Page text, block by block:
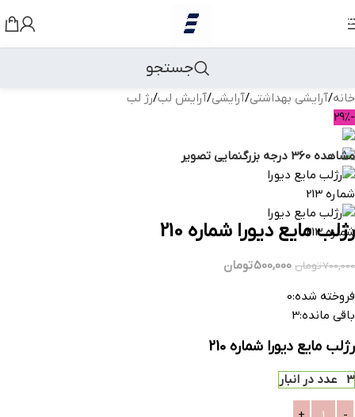
رد کردن به ناوبری
جستجو
خانه/آرایشی بهداشتی/آرایشی/آرایش لب/رژ لب
-29%
مشاهده 360 درجه بزرگنمایی تصویر
رژلب مایع دیورا شماره 210
700,000تومان 500,000تومان
فروخته شده:0
باقی مانده:3
رژلب مایع دیورا شماره 210
3 عدد در انبار